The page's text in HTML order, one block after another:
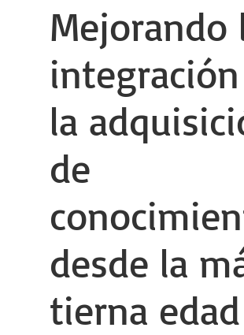
Mejorando
la
de
desde la
tierna edad